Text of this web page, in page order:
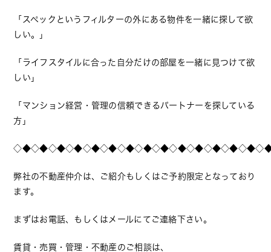
「スペックというフィルターの外にある物件を一緒に探して欲
しい。」
「ライフスタイルに合った自分だけの部屋を一緒に見つけて欲
しい」
「マンション経営・管理の信頼できるパートナーを探している
方」
弊社の不動産仲介は、ご紹介もしくはご予約限定となっており
ます。
まずはお電話、もしくはメールにてご連絡下さい。
賃貸・売買・管理・不動産のご相談は、